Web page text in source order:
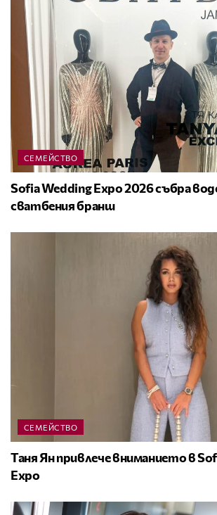
СЕМЕЙСТВО
Sofia Wedding Expo 2026 събра
сватбения бранш
СЕМЕЙСТВО
Таня Ян привлече вниманието в
Expo